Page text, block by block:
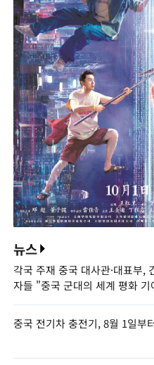
뉴스
각국 주재 중국 대사관·대표부
자들 "중국 군대의 세계 평화
중국 전기차 충전기, 8월 1일부